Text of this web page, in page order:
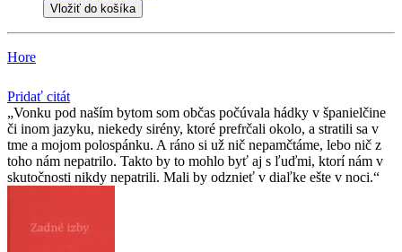
Vložiť do košíka
Hore
Pridať citát
Vonku pod naším bytom som občas počúvala hádky v španielčine
či inom jazyku, niekedy sirény, ktoré prefrčali okolo, a stratili sa v
tme a mojom polospánku. A ráno si už nič nepamčtáme, lebo nič z
toho nám nepatrilo. Takto by to mohlo byť aj s ľuďmi, ktorí nám v
skutočnosti nikdy nepatrili. Mali by odznieť v diaľke ešte v noci.